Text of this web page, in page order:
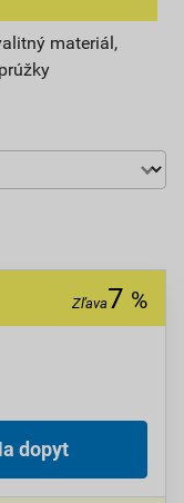
materiál,
Zľava7 %
dopyt